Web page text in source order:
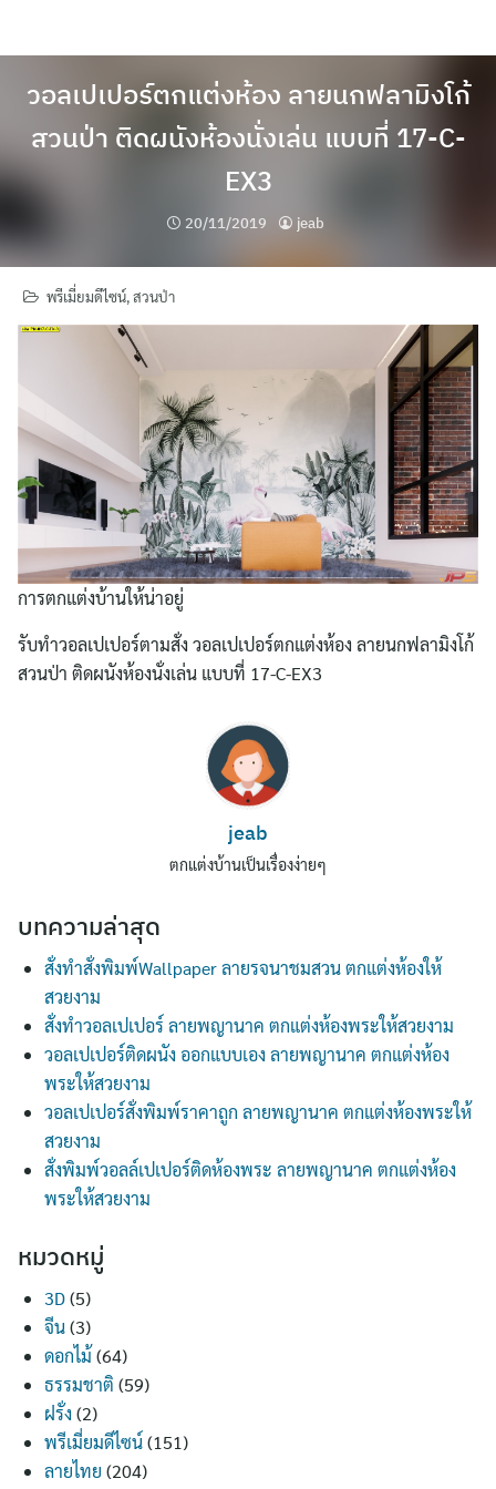
วอลเปเปอร์ตกแต่งห้อง ลายนกฟลามิงโก้
สวนป่า ติดผนังห้องนั่งเล่น แบบที่ 17-C-
EX3
20/11/2019 jeab
พรีเมี่ยมดีไซน์,สวนป่า
การตกแต่งบ้านให้น่าอยู่
รับทําวอลเปเปอร์ตามสั่ง วอลเปเปอร์ตกแต่งห้อง ลายนกฟลามิงโก้
สวนป่า ติดผนังห้องนั่งเล่น แบบที่ 17-C-EX3
jeab
ตกแต่งบ้านเป็นเรื่องง่ายๆ
บทความล่าสุด
สั่งทำสั่งพิมพ์Wallpaper ลายรจนาชมสวน ตกแต่งห้องให้
สวยงาม
สั่งทำวอลเปเปอร์ ลายพญานาค ตกแต่งห้องพระให้สวยงาม
วอลเปเปอร์ติดผนัง ออกแบบเอง ลายพญานาค ตกแต่งห้อง
พระให้สวยงาม
วอลเปเปอร์สั่งพิมพ์ราคาถูก ลายพญานาค ตกแต่งห้องพระให้
สวยงาม
สั่งพิมพ์วอลล์เปเปอร์ติดห้องพระ ลายพญานาค ตกแต่งห้อง
พระให้สวยงาม
หมวดหมู่
3D(5)
จีน(3)
ดอกไม้ (64)
ธรรมชาติ (59)
ฝรั่ง (2)
พรีเมี่ยมดีไซน์(151)
ลายไทย (204)